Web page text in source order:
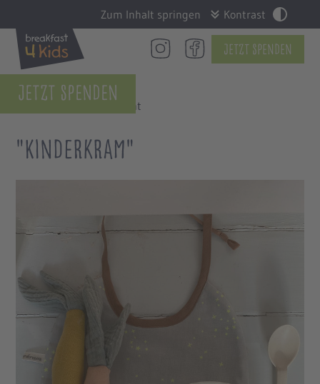
Zum Inhalt springen Kontrast
Jetzt Spenden
Jetzt Spenden
Zurück zur Übersicht
"Kinderkram"